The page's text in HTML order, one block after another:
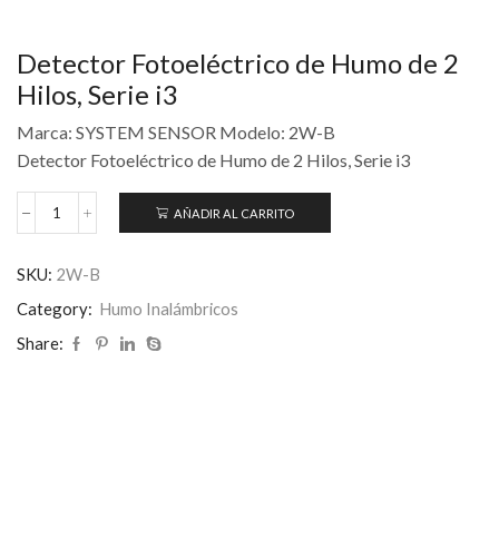
Detector Fotoeléctrico de Humo de 2
Hilos, Serie i3
Marca: SYSTEM SENSOR Modelo: 2W-B
Detector Fotoeléctrico de Humo de 2 Hilos, Serie i3
AÑADIR AL CARRITO
SKU: 2W-B
Category: Humo Inalámbricos
Share: